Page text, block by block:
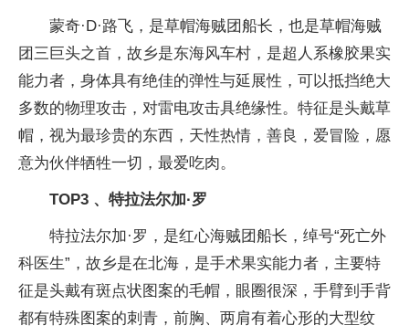
蒙奇·D·路飞，是草帽海贼团船长，也是草帽海贼
团三巨头之首，故乡是东海风车村，是超人系橡胶果实
能力者，身体具有绝佳的弹性与延展性，可以抵挡绝大
多数的物理攻击，对雷电攻击具绝缘性。特征是头戴草
帽，视为最珍贵的东西，天性热情，善良，爱冒险，愿
意为伙伴牺牲一切，最爱吃肉。
TOP3 、特拉法尔加·罗
特拉法尔加·罗，是红心海贼团船长，绰号“死亡外
科医生”，故乡是在北海，是手术果实能力者，主要特
征是头戴有斑点状图案的毛帽，眼圈很深，手臂到手背
都有特殊图案的刺青，前胸、两肩有着心形的大型纹